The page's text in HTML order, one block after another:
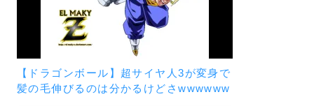
【ドラゴンボール】超サイヤ人3が変身で
髪の毛伸びるのは分かるけどさwwwwww